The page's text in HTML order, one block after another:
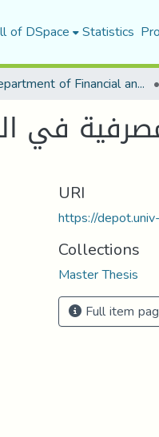
of DSpace Statistics
Department of Financial and Accounting Sciences
في
URI
https://
Collections
Master Thesis
Full item